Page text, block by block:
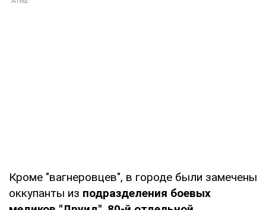
Кроме "вагнеровцев", в городе были замечены
оккупанты из подразделения боевых